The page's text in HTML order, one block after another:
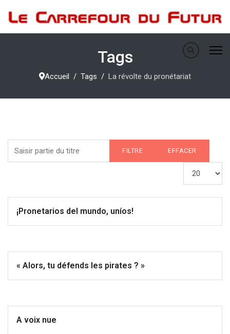
Tags
Accueil Tags La révolte du pronétariat
FILTRE EFFACER
¡Pronetarios del mundo, uníos!
« Alors, tu défends les pirates ? »
A voix nue